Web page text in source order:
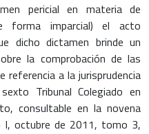
pericial en materia de
forma imparcial) el acto
dicho dictamen brinde un
la comprobación de las
referencia a la jurisprudencia
Tribunal Colegiado en
consultable en la novena
I, octubre de 2011, tomo 3,